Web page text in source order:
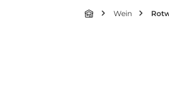
Wein